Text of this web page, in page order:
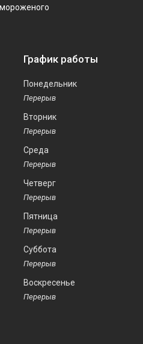
График работы
Понедельник
Вторник
Среда
Четверг
Пятница
Суббота
Воскресенье